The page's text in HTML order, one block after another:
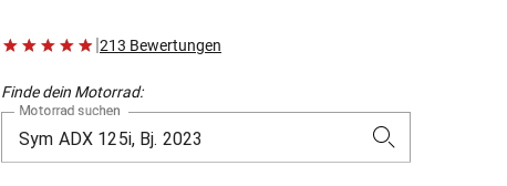
|213 Bewertungen
Finde dein Motorrad:
Motorrad suchen